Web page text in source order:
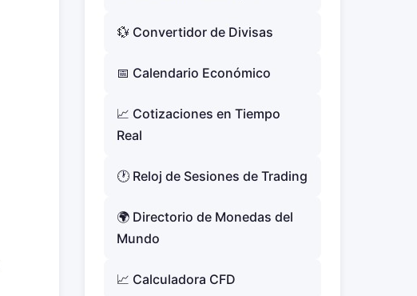
💱 Convertidor de Divisas
📅 Calendario Económico
📈 Cotizaciones en Tiempo
Real
🕐 Reloj de Sesiones de Trading
🌍 Directorio de Monedas del
Mundo
📈 Calculadora CFD